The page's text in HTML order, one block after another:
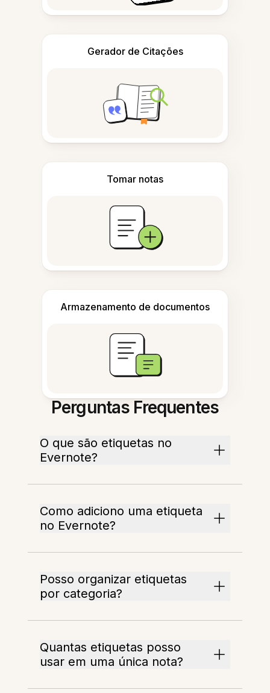
Gerador de Citações
Tomar notas
Armazenamento de documentos
Perguntas Frequentes
O que são etiquetas no
Evernote?
Como adiciono uma etiqueta
no Evernote?
Posso organizar etiquetas
por categoria?
Quantas etiquetas posso
usar em uma única nota?